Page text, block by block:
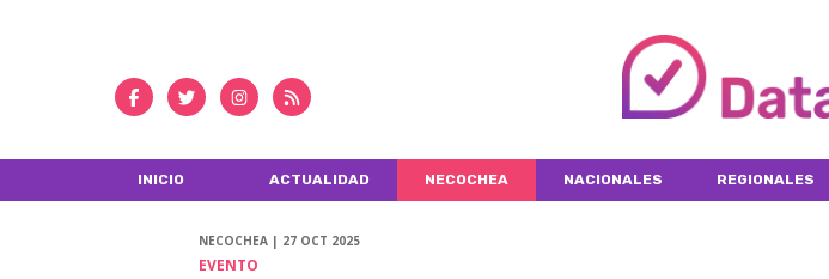
INICIO ACTUALIDAD NECOCHEA NACIONALES REGIONALES
NECOCHEA | 27 OCT 2025
EVENTO